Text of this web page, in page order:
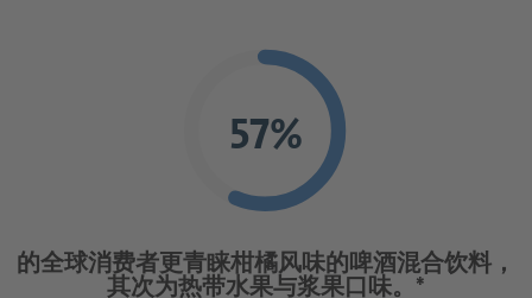
植物性冰淇淋：加工用解决方案
面包和面包制品
谷物和零食产品解决方案
谷物和零食产品解决方案概览页
棒
回到 "应用与解决方案"
汤料&调味酱
生命科学与营养应用
营养素饮料&食品
营养药品 chevron_right
食品加工用蔬菜原料
复合果蔬混合物
水果增甜剂
乳脂基料
服务与解决方案概览页
创意到市场服务与解决方案
Sensory & Consumer Science Service
chevron_left回到 "服务与解决方案"
端到端和供应链服务与解决方案
Quality & Food Safety Policy
57%
的全球消费者更青睐柑橘风味的啤酒混合饮料，
其次为热带水果与浆果口味。*